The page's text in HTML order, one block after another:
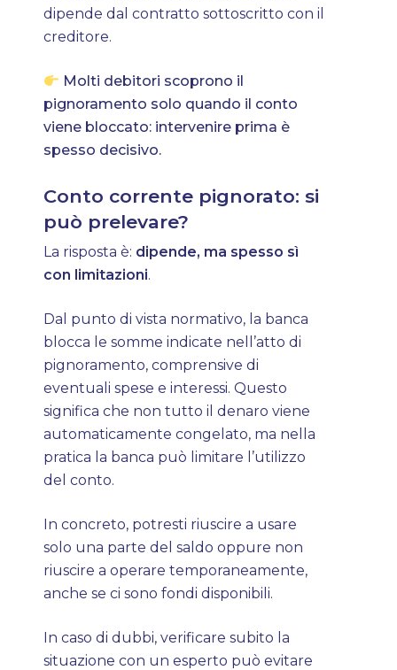
dipende dal contratto sottoscritto con il
creditore.
Molti debitori scoprono il
pignoramento solo quando il conto
viene bloccato: intervenire prima è
spesso decisivo.
Conto corrente pignorato: si
può prelevare?
La risposta è: dipende, ma spesso sì
con limitazioni.
Dal punto di vista normativo, la banca
blocca le somme indicate nell’atto di
pignoramento, comprensive di
eventuali spese e interessi. Questo
significa che non tutto il denaro viene
automaticamente congelato, ma nella
pratica la banca può limitare l’utilizzo
del conto.
In concreto, potresti riuscire a usare
solo una parte del saldo oppure non
riuscire a operare temporaneamente,
anche se ci sono fondi disponibili.
In caso di dubbi, verificare subito la
situazione con un esperto può evitare